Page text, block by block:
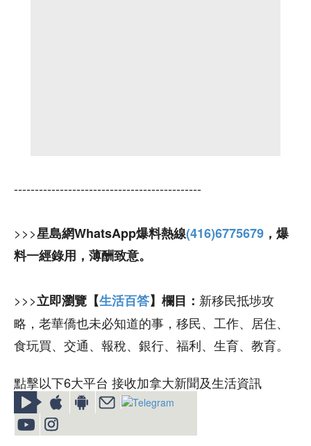
---------------------------------------------
>>>星島網WhatsApp爆料熱線(416)6775679 ，爆
料一經錄用，薄酬致意。
>>>立即瀏覽【生活百答】欄目： 新移民抵埗攻
略，老華僑也未必知道的事，移民、工作、居住、
食玩買、交通、報稅、銀行、福利、生育、教育。
點擊以下6大平台 接收加拿大新聞及生活資訊